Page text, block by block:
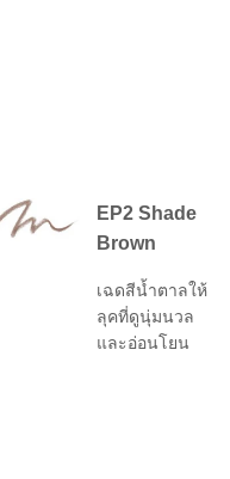
EP2 Shade
Brown
เฉดสีน้ำตาลให้
ลุคที่ดูนุ่มนวล
และอ่อนโยน